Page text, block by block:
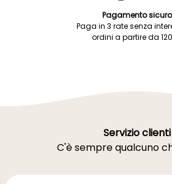
Pagamento sicuro
Paga in 3 rate senza
ordini a partire da
Servizio clienti
C'è sempre qualcuno